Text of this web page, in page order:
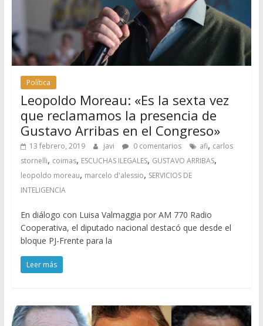
Política
Leopoldo Moreau: «Es la sexta vez
que reclamamos la presencia de
Gustavo Arribas en el Congreso»
13 febrero, 2019 javi 0 comentarios afi, carlos
stornelli, coimas, ESCUCHAS ILEGALES, GUSTAVO ARRIBAS,
leopoldo moreau, marcelo d'alessio, SERVICIOS DE
INTELIGENCIA
En diálogo con Luisa Valmaggia por AM 770 Radio
Cooperativa, el diputado nacional destacó que desde el
bloque PJ-Frente para la
Leer más